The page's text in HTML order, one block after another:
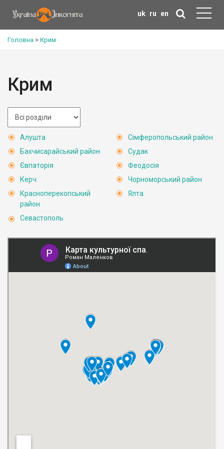
uk ru en
Головна > Крим
Крим
Алушта
Бахчисарайський район
Євпаторія
Керч
Красноперекопський
район
Севастополь
Сімферопольський район
Судак
Феодосія
Чорноморський район
Ялта